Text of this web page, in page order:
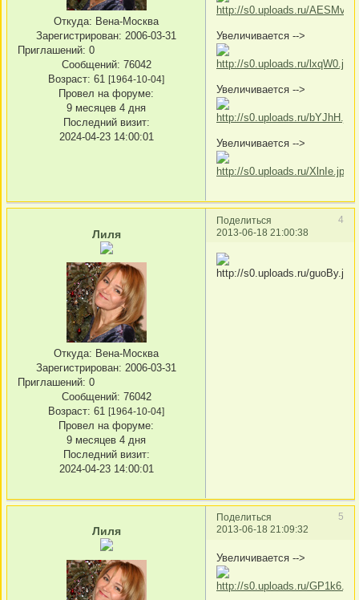
Откуда: Вена-Москва
Зарегистрирован: 2006-03-31
Приглашений: 0
Сообщений: 76042
Возраст: 61 [1964-10-04]
Провел на форуме:
9 месяцев 4 дня
Последний визит:
2024-04-23 14:00:01
Увеличивается -->
Увеличивается -->
Увеличивается -->
Поделиться
4
2013-06-18 21:00:38
Лиля
Откуда: Вена-Москва
Зарегистрирован: 2006-03-31
Приглашений: 0
Сообщений: 76042
Возраст: 61 [1964-10-04]
Провел на форуме:
9 месяцев 4 дня
Последний визит:
2024-04-23 14:00:01
Поделиться
5
2013-06-18 21:09:32
Лиля
Увеличивается -->